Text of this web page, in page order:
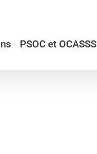
PSOC et OCASSS